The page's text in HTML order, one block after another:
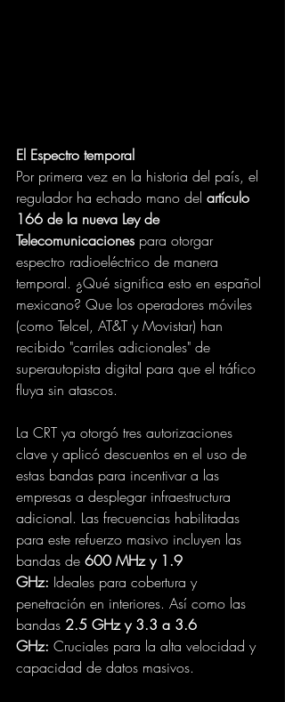
El Espectro temporal
Por primera vez en la historia del país, el
regulador ha echado mano del artículo
166 de la nueva Ley de
Telecomunicaciones para otorgar
espectro radioeléctrico de manera
temporal. ¿Qué significa esto en español
mexicano? Que los operadores móviles
(como Telcel, AT&T y Movistar) han
recibido "carriles adicionales" de
superautopista digital para que el tráfico
fluya sin atascos.
La CRT ya otorgó tres autorizaciones
clave y aplicó descuentos en el uso de
estas bandas para incentivar a las
empresas a desplegar infraestructura
adicional. Las frecuencias habilitadas
para este refuerzo masivo incluyen las
bandas de 600 MHz y 1.9
GHz: Ideales para cobertura y
penetración en interiores. Así como las
bandas 2.5 GHz y 3.3 a 3.6
GHz: Cruciales para la alta velocidad y
capacidad de datos masivos.